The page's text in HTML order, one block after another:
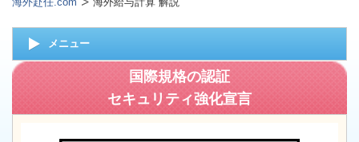
メニュー
国際規格の認証
セキュリティ強化宣言